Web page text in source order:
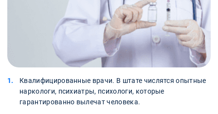
Квалифицированные врачи. В штате числятся опытные
наркологи, психиатры, психологи, которые
гарантированно вылечат человека.